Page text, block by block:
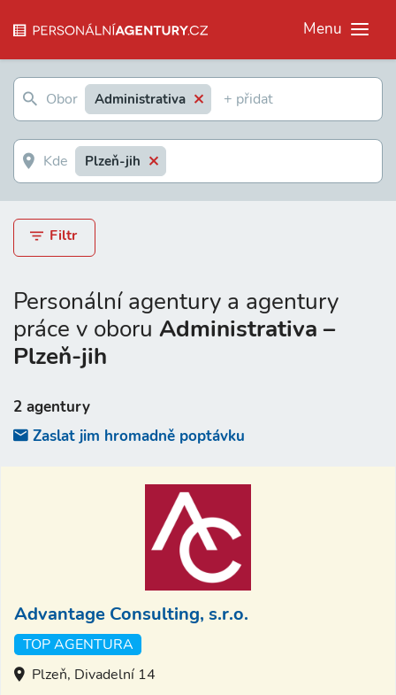
Menu
Administrativa
Plzeň-jih
Filtr
Personální agentury a agentury
práce v oboru Administrativa –
Plzeň-jih
2 agentury
Zaslat jim hromadně poptávku
Advantage Consulting, s.r.o.
TOP AGENTURA
Plzeň, Divadelní 14